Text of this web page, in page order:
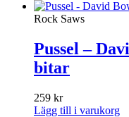
Rock Saws
Pussel –
bitar
259 kr
Lägg till i varukorg